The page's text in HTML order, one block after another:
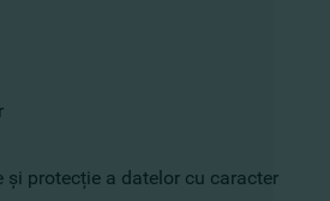
și protecție a datelor cu caracter